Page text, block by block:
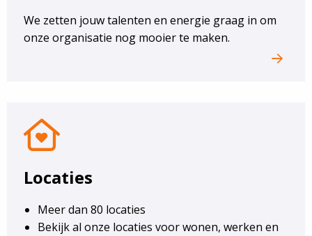
We zetten jouw talenten en energie graag in om
onze organisatie nog mooier te maken.
Locaties
Meer dan 80 locaties
Bekijk al onze locaties voor wonen, werken en